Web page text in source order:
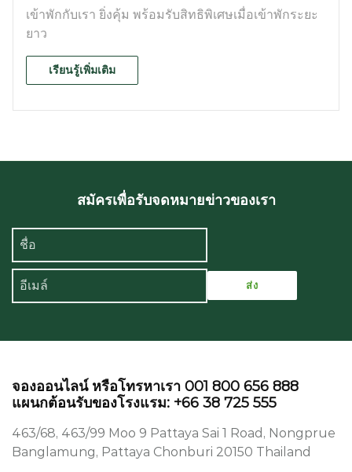
เข้าพักกับเรา ยิ่งคุ้ม พร้อมรับสิทธิพิเศษเมื่อเข้าพักระยะ
ยาว
เรียนรู้เพิ่มเติม
สมัครเพื่อรับจดหมายข่าวของเรา
จองออนไลน์ หรือโทรหาเรา 001 800 656 888
แผนกต้อนรับของโรงแรม: +66 38 725 555
463/68, 463/99 Moo 9 Pattaya Sai 1 Road, Nongprue
Banglamung, Pattaya Chonburi 20150 Thailand